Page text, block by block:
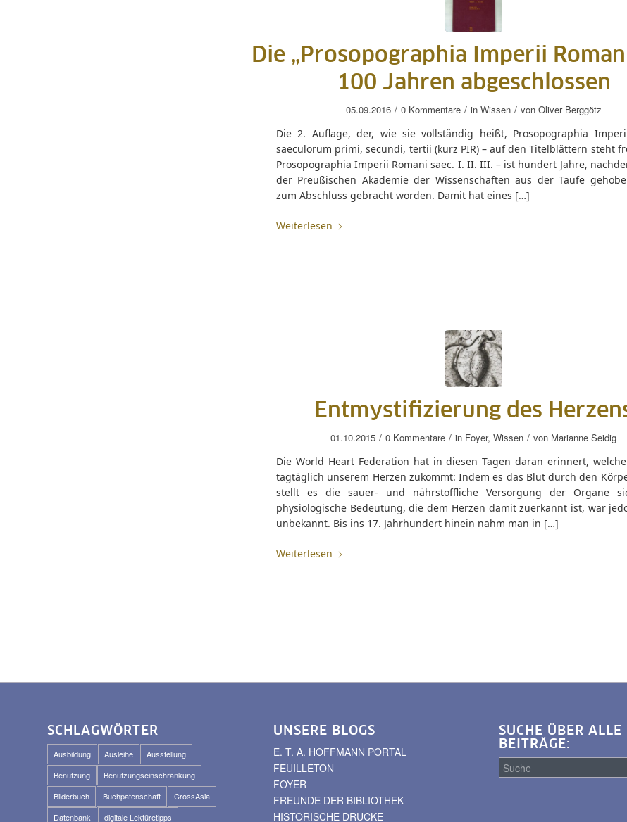
Die „Prosopographia Imperii
100 Jahren abgeschlossen
05.09.2016 / 0 Kommentare / in Wissen / von Oliver Berggötz
Die 2. Auflage, der, wie sie vollständig heißt, Prosopographia
saeculorum primi, secundi, tertii (kurz PIR) – auf den Titelblättern steht
Prosopographia Imperii Romani saec. I. II. III. – ist hundert Jahre,
der Preußischen Akademie der Wissenschaften aus der Taufe
zum Abschluss gebracht worden. Damit hat eines […]
Weiterlesen
Entmystifizierung des
01.10.2015 / 0 Kommentare / in Foyer, Wissen / von Marianne Seidig
Die World Heart Federation hat in diesen Tagen daran erinnert,
tagtäglich unserem Herzen zukommt: Indem es das Blut durch den
stellt es die sauer- und nährstoffliche Versorgung der Organe
physiologische Bedeutung, die dem Herzen damit zuerkannt ist, war
unbekannt. Bis ins 17. Jahrhundert hinein nahm man in […]
Weiterlesen
SCHLAGWÖRTER
Ausbildung Ausleihe
Ausstellung
Benutzung
Benutzungseinschränkung
Bilderbuch
Buchpatenschaft
CrossAsia
Datenbank
digitale Lektüretipps
UNSERE BLOGS
E. T. A. HOFFMANN PORTAL
FEUILLETON
FOYER
FREUNDE DER BIBLIOTHEK
HISTORISCHE DRUCKE
SUCHE ÜBER ALLE
BEITRÄGE: